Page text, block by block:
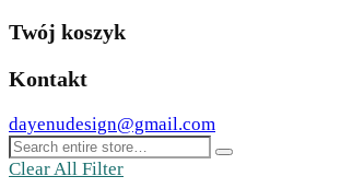
Twój koszyk
Kontakt
dayenudesign@gmail.com
Clear All Filter